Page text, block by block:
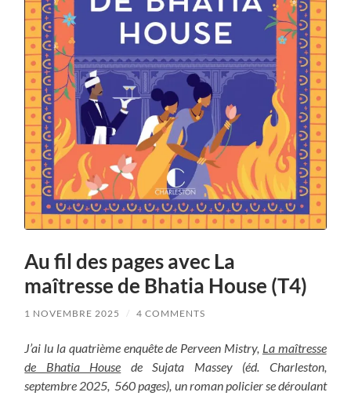
Au fil des pages avec La
maîtresse de Bhatia House (T4)
1 NOVEMBRE 2025 / 4 COMMENTS
J’ai lu la quatrième enquête de Perveen Mistry, La maîtresse
de Bhatia House de Sujata Massey (éd. Charleston,
septembre 2025, 560 pages), un roman policier se déroulant